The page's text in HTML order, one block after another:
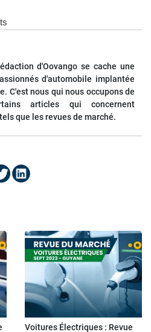
d'Oovango se cache une
d'automobile implantée
C'est nous qui nous occupons de
articles qui concernent
que les revues de marché.
Voitures Électriques : Revue